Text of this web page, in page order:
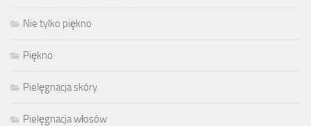
Nie tylko piękno
Piękno
Pielęgnacja skóry
Pielęgnacja włosów